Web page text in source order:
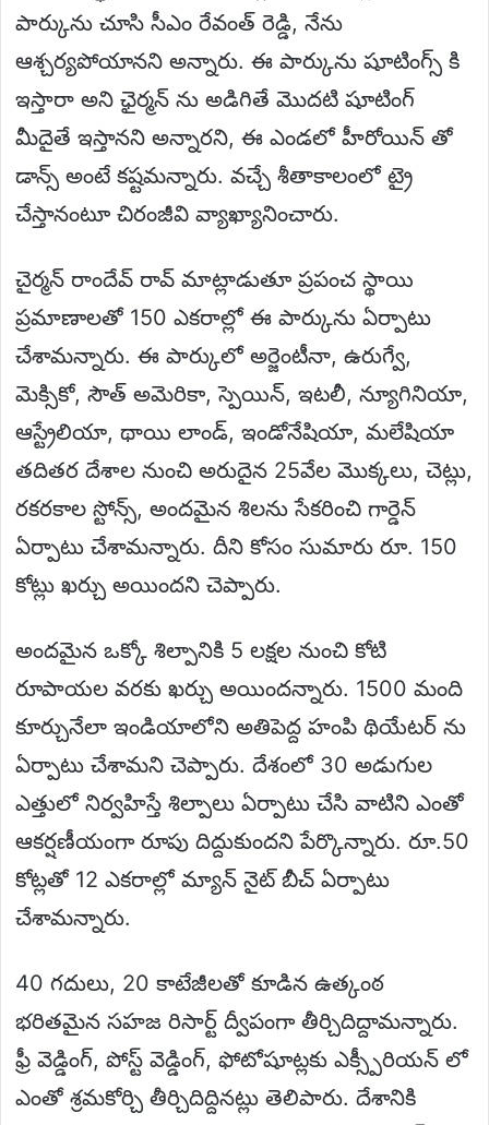
పార్కును చూసి సీఎం రేవంత్ రెడ్డి, నేను
ఆశ్చర్యపోయానని అన్నారు. ఈ పార్కును షూటింగ్స్ కి
ఇస్తారా అని ఛైర్మన్ ను అడిగితే మొదటి షూటింగ్
మీదైతే ఇస్తానని అన్నారని, ఈ ఎండలో హీరోయిన్ తో
డాన్స్ అంటే కష్టమన్నారు. వచ్చే శీతాకాలంలో ట్రై
చేస్తానంటూ చిరంజీవి వ్యాఖ్యానించారు.
చైర్మన్ రాందేవ్ రావ్ మాట్లాడుతూ ప్రపంచ స్థాయి
ప్రమాణాలతో 150 ఎకరాల్లో ఈ పార్కును ఏర్పాటు
చేశామన్నారు. ఈ పార్కులో అర్జెంటీనా, ఉరుగ్వే,
మెక్సికో, సౌత్ అమెరికా, స్పెయిన్, ఇటలీ, న్యూగినియా,
ఆస్ట్రేలియా, థాయి లాండ్, ఇండోనేషియా, మలేషియా
తదితర దేశాల నుంచి అరుదైన 25వేల మొక్కలు, చెట్లు,
రకరకాల స్టోన్స్, అందమైన శిలను సేకరించి గార్డెన్
ఏర్పాటు చేశామన్నారు. దీని కోసం సుమారు రూ. 150
కోట్లు ఖర్చు అయిందని చెప్పారు.
అందమైన ఒక్కో శిల్పానికి 5 లక్షల నుంచి కోటి
రూపాయల వరకు ఖర్చు అయిందన్నారు. 1500 మంది
కూర్చునేలా ఇండియాలోని అతిపెద్ద హంపి థియేటర్ ను
ఏర్పాటు చేశామని చెప్పారు. దేశంలో 30 అడుగుల
ఎత్తులో నిర్వహిస్తే శిల్పాలు ఏర్పాటు చేసి వాటిని ఎంతో
ఆకర్షణీయంగా రూపు దిద్దుకుందని పేర్కొన్నారు. రూ.50
కోట్లతో 12 ఎకరాల్లో మ్యాన్ నైట్ బీచ్ ఏర్పాటు
చేశామన్నారు.
40 గదులు, 20 కాటేజీలతో కూడిన ఉత్కంఠ
భరితమైన సహజ రిసార్ట్ ద్వీపంగా తీర్చిదిద్దామన్నారు.
ఫ్రీ వెడ్డింగ్, పోస్ట్ వెడ్డింగ్, ఫోటోషూట్లకు ఎక్స్పీరియన్ లో
ఎంతో శ్రమకోర్చి తీర్చిదిద్దినట్లు తెలిపారు. దేశానికి